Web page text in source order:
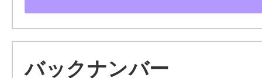
バックナンバー